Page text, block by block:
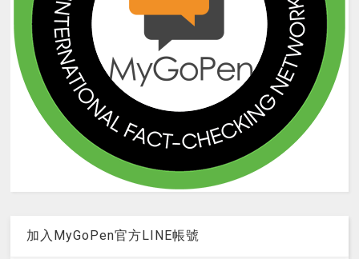
加入MyGoPen官方LINE帳號